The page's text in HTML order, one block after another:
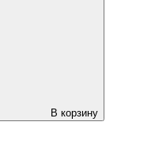
В корзину